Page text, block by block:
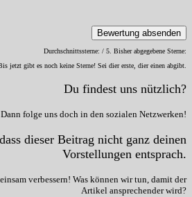
Bewertung absenden
Durchschnittssterne: / 5. Bisher abgegebene Sterne:
jetzt gibt es noch keine Sterne! Sei dier erste, dier einen abgibt.
Du findest uns nützlich?
Dann folge uns doch in den sozialen Netzwerken!
dieser Beitrag nicht ganz deinen
Vorstellungen entsprach.
verbessern! Was können wir tun, damit der
Artikel ansprechender wird?